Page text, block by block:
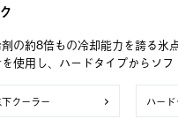
の約8倍もの冷却能力を誇る氷
使用し、ハードタイプからソ
クーラー ハー